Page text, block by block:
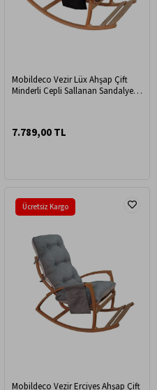
Mobildeco Vezir Lüx Ahşap Çift
Minderli Cepli Sallanan Sandalye
7.789,00 TL
Mobildeco Vezir Erciyes Ahşap Çift
Ücretsiz Kargo